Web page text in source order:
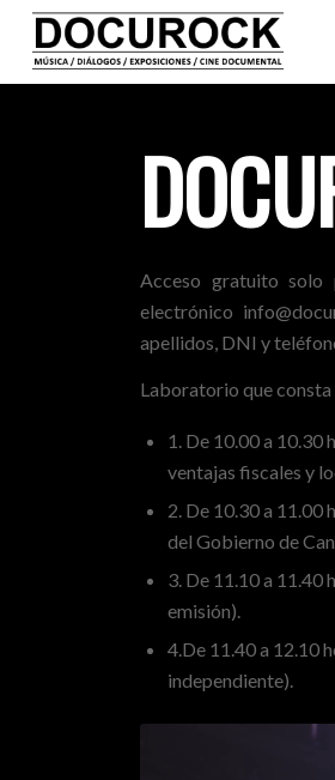
Acceso gratuito solo
electrónico
apellidos, DNI y
Laboratorio que
1. De 10.00 a 10.30
ventajas fiscales y
2. De 10.30 a 11.00
del Gobierno de
3. De 11.10 a 11.40
emisión).
4.De 11.40 a 12.10
independiente).